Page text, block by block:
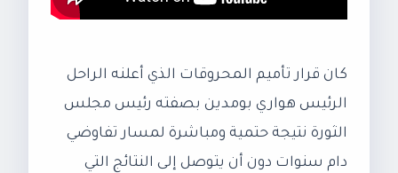
كان قرار تأميم المحروقات الذي أعلنه الراحل
الرئيس هواري بومدين بصفته رئيس مجلس
الثورة نتيجة حتمية ومباشرة لمسار تفاوضي
دام سنوات دون أن يتوصل إلى النتائج التي